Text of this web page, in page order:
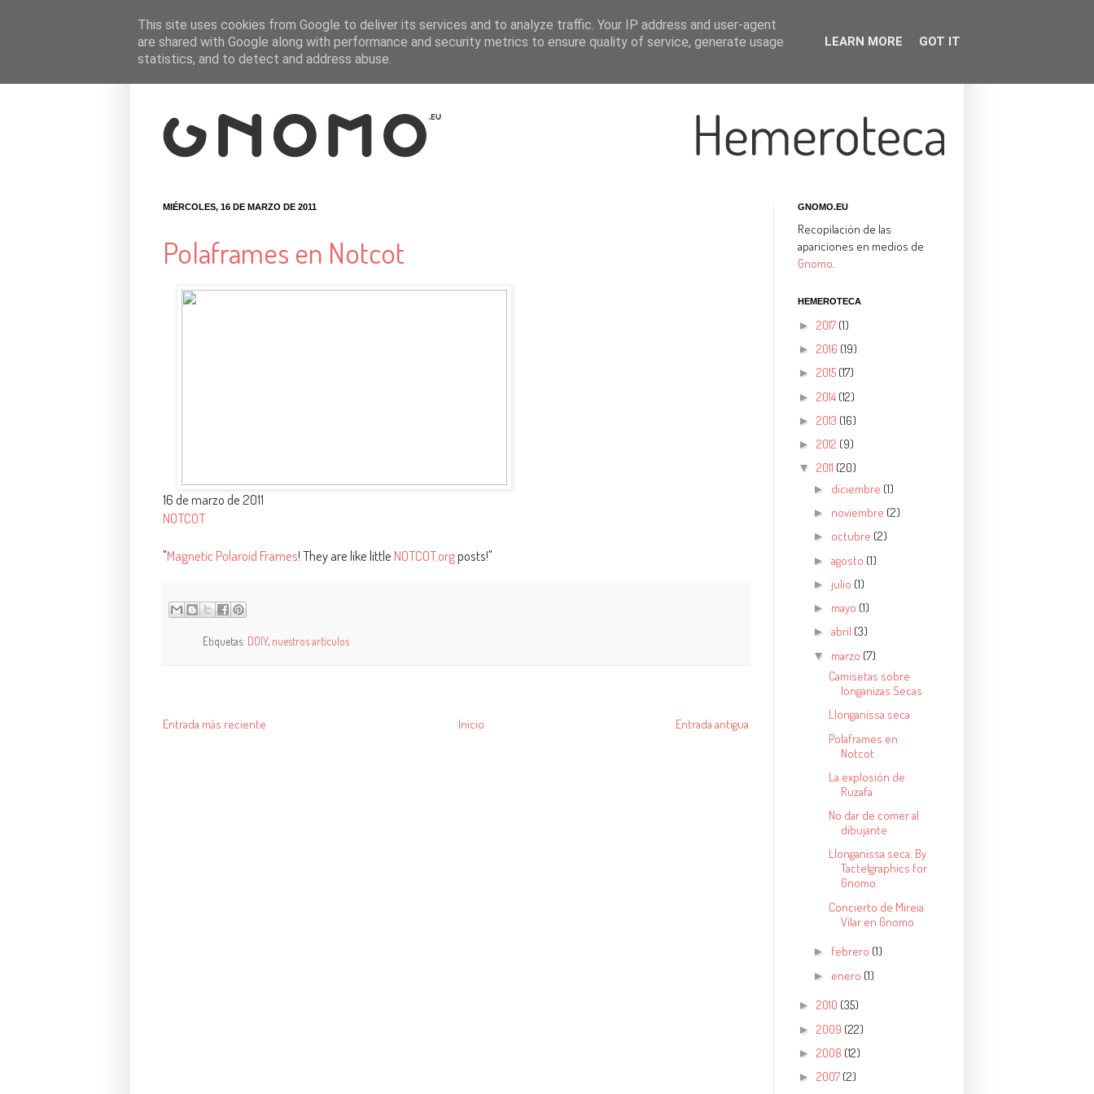
MIÉRCOLES, 16 DE MARZO DE 2011
Polaframes en Notcot
16 de marzo de 2011
NOTCOT
"Magnetic Polaroid Frames! They are like little NOTCOT.orgposts!"
Etiquetas: DOIY, nuestros artículos
Entrada más reciente Entrada antigua
Inicio
GNOMO.EU
Recopilación de las
apariciones en medios de
Gnomo.
HEMEROTECA
► 2017 (1)
► 2016 (19)
► 2015 (17)
► 2014 (12)
► 2013 (16)
► 2012 (9)
▼ 2011 (20)
► diciembre (1)
► noviembre (2)
► octubre (2)
► agosto (1)
► julio (1)
► mayo (1)
► abril (3)
▼ marzo (7)
Camisetas sobre
longanizas Secas
Llonganissa seca
Polaframes en
Notcot
La explosión de
Ruzafa
No dar de comer al
dibujante
Llonganissa seca. By
Tactelgraphics for
Gnomo.
Concierto de Mireia
Vilar en Gnomo
► febrero (1)
► enero (1)
► 2010 (35)
► 2009 (22)
► 2008 (12)
► 2007 (2)
This site uses cookies from Google to deliver its services and to analyze traffic. Your IP address and user-agent
are shared with Google along with performance and security metrics to ensure quality of service, generate usage
statistics, and to detect and address abuse.
LEARN MORE GOT IT